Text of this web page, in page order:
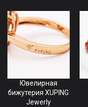
Ювелирная
бижутерия XUPING
Jewerly